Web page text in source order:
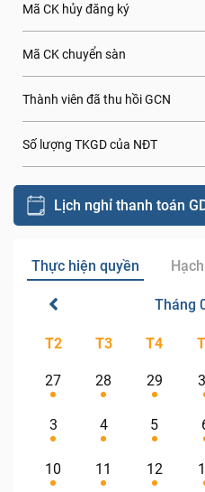
Mã CK hủy đăng ký
Mã CK chuyển sàn
Thành viên đã thu hồi GCN
Số lượng TKGD của NĐT
Lịch nghỉ thanh toán
Thực hiện quyền
Tháng
T2 T3 T4
27 28 29
3 4 5
10 11 12